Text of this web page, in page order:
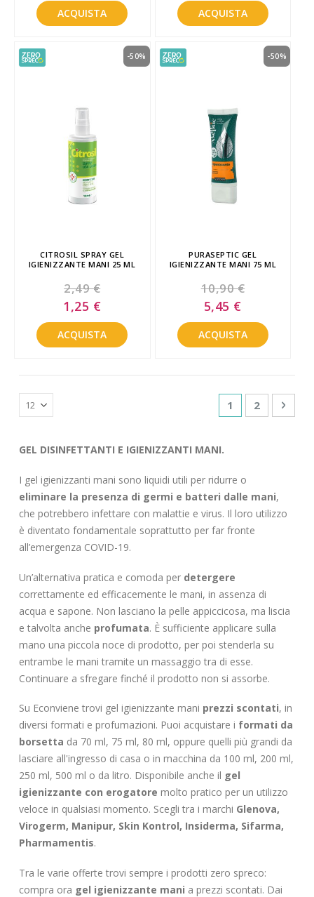
ACQUISTA ACQUISTA
CITROSIL SPRAY GEL
IGIENIZZANTE MANI 25 ML
2,49 €
-50%
Special
Price
1,25 €
ACQUISTA
PURASEPTIC GEL
IGIENIZZANTE MANI 75 ML
10,90 €
-50%
Special
Price
5,45 €
ACQUISTA
Pagina
Attualmente
1 Pagina
2
GEL DISINFETTANTI E IGIENIZZANTI MANI.
I gel igienizzanti mani sono liquidi utili per ridurre o
eliminare la presenza di germi e batteri dalle mani,
che potrebbero infettare con malattie e virus. Il loro utilizzo
è diventato fondamentale soprattutto per far fronte
all’emergenza COVID-19.
Un’alternativa pratica e comoda per detergere
correttamente ed efficacemente le mani, in assenza di
acqua e sapone. Non lasciano la pelle appiccicosa, ma liscia
e talvolta anche profumata. È sufficiente applicare sulla
mano una piccola noce di prodotto, per poi stenderla su
entrambe le mani tramite un massaggio tra di esse.
Continuare a sfregare finché il prodotto non si assorbe.
Su Econviene trovi gel igienizzante mani prezzi scontati, in
diversi formati e profumazioni. Puoi acquistare i formati da
borsetta da 70 ml, 75 ml, 80 ml, oppure quelli più grandi da
lasciare all'ingresso di casa o in macchina da 100 ml, 200 ml,
250 ml, 500 ml o da litro. Disponibile anche il gel
igienizzante con erogatore molto pratico per un utilizzo
veloce in qualsiasi momento. Scegli tra i marchi Glenova,
Virogerm, Manipur, Skin Kontrol, Insiderma, Sifarma,
Pharmamentis.
Tra le varie offerte trovi sempre i prodotti zero spreco:
compra ora gel igienizzante mani a prezzi scontati. Dai